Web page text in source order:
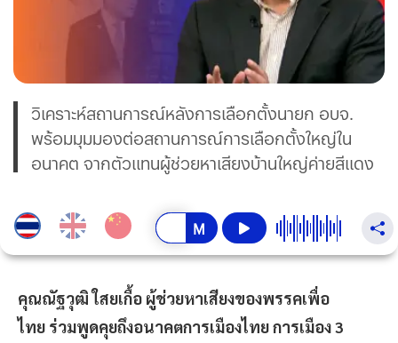
วิเคราะห์สถานการณ์หลังการเลือกตั้งนายก อบจ.
พร้อมมุมมองต่อสถานการณ์การเลือกตั้งใหญ่ใน
อนาคต จากตัวเเทนผู้ช่วยหาเสียงบ้านใหญ่ค่ายสีเเดง
คุณณัฐวุฒิ ใสยเกื้อ ผู้ช่วยหาเสียงของพรรคเพื่อ
ไทย ร่วมพูดคุยถึงอนาคตการเมืองไทย การเมือง 3